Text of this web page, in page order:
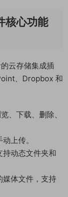
核心功能
云存储集成插
、Dropbox 和
、下载、删除、
上传。
持动态文件夹和
媒体文件，支持